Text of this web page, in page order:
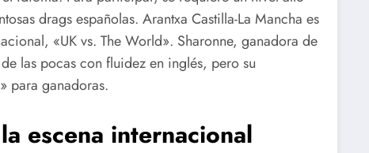
drags españolas. Arantxa Castilla-La Mancha es
«UK vs. The World». Sharonne, ganadora de
las pocas con fluidez en inglés, pero su
para ganadoras.
escena internacional